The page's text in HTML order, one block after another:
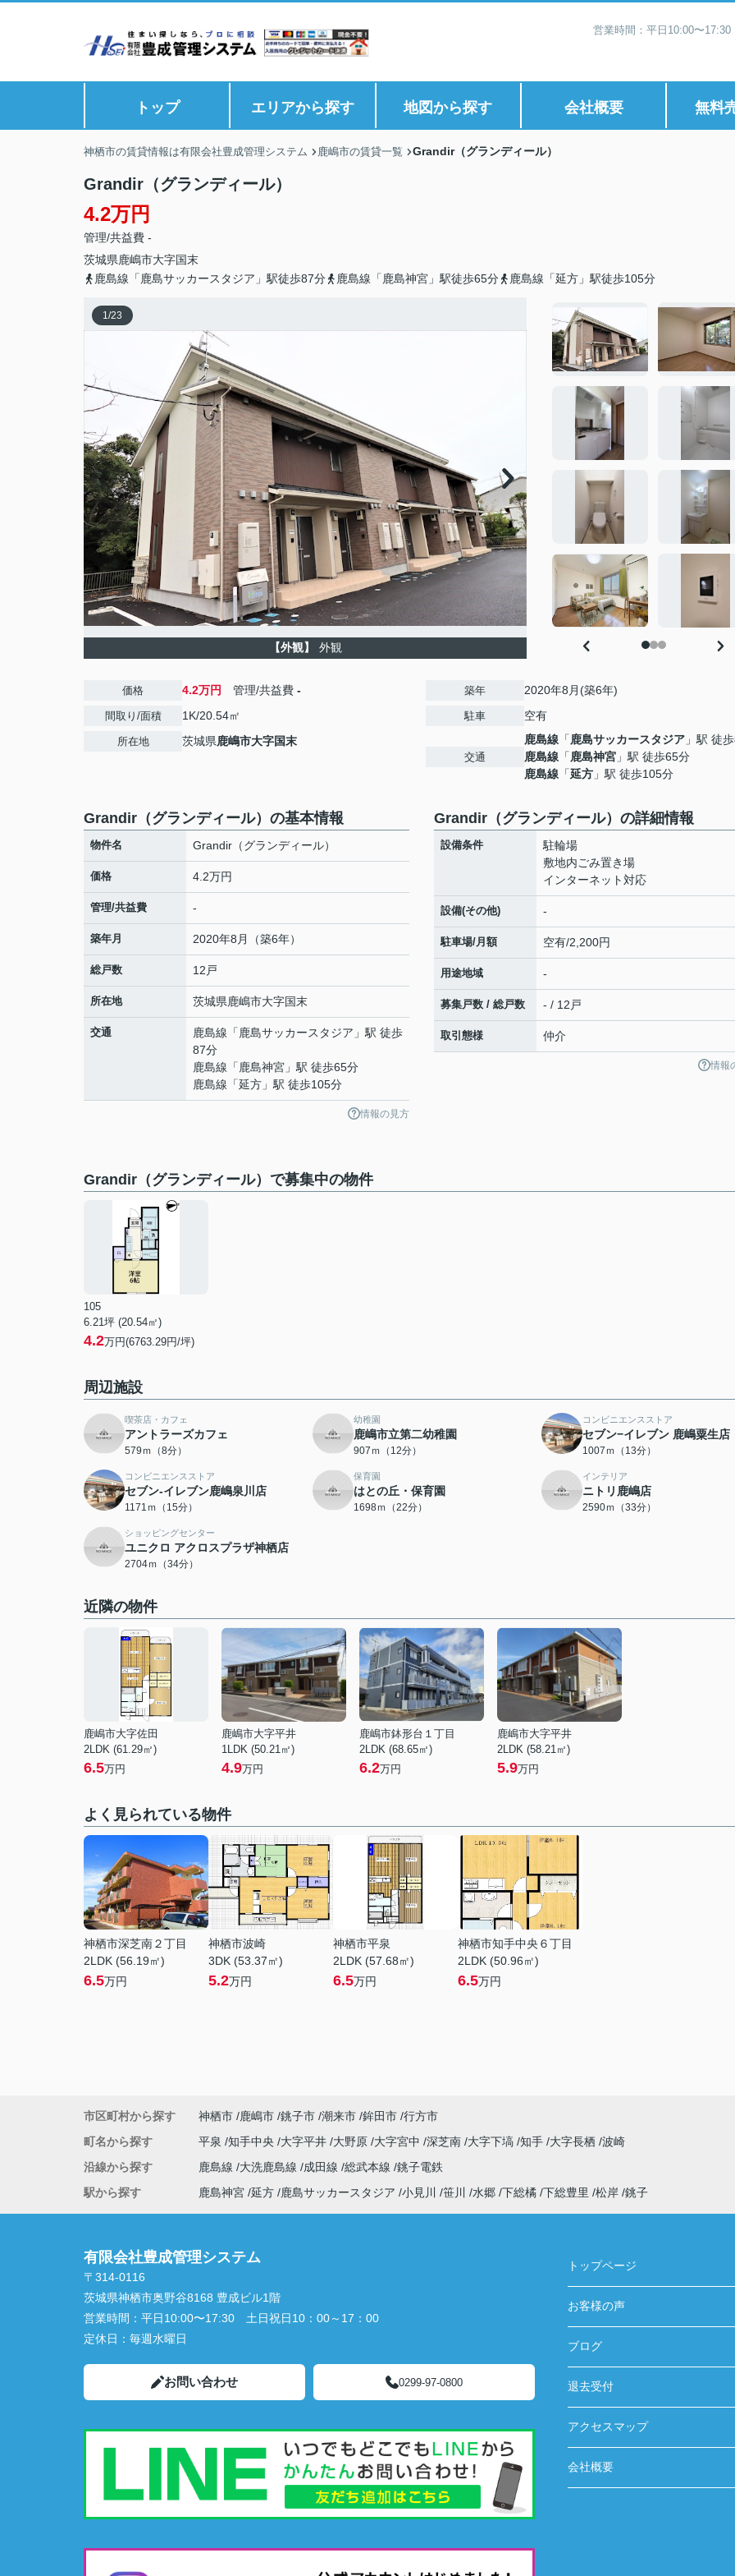
営業時間：平日10:00〜
トップ エリアから探す 地図から探す 会社概要 無料
神栖市の賃貸情報は有限会社豊成管理システム 鹿嶋市の賃貸一覧 Grandir（グランディール）
Grandir（グランディール）
4.2万円
管理/共益費 -
茨城県鹿嶋市大字国末
鹿島線「鹿島サッカースタジア」駅徒歩87分
鹿島線「鹿島神宮」駅徒歩65分 鹿島線「延方」駅徒歩105分
1/23
【外観】 外観
価格 4.2万円 管理/共益費 -
間取り/面積 1K/20.54㎡
所在地 茨城県鹿嶋市大字国末
築年 2020年8月(築6年)
駐車 空有
交通
鹿島線 「 鹿島サッカースタジア 」駅 徒
鹿島線 「 鹿島神宮 」駅 徒歩65分
鹿島線 「延方 」駅 徒歩105分
Grandir（グランディール）の基本情報
物件名 Grandir（グランディール）
価格 4.2万円
管理/共益費 -
築年月 2020年8月（築6年）
総戸数 12戸
所在地 茨城県鹿嶋市大字国末
交通 鹿島線 「 鹿島サッカースタジア 」駅 徒歩
87分
鹿島線 「 鹿島神宮 」駅 徒歩65分
鹿島線 「延方 」駅 徒歩105分
情報の見方
Grandir（グランディール）の詳細情報
設備条件
駐輪場
敷地内ごみ置き場
インターネット対応
設備(その他) -
駐車場/月額 空有/2,200円
用途地域 -
募集戸数 / 総戸数 - / 12戸
取引態様 仲介
情報
Grandir（グランディール）で募集中の物件
105
6.21坪 (20.54㎡)
4.2万円(6763.29円/坪)
周辺施設
喫茶店・カフェ
アントラーズカフェ
579ｍ（8分）
幼稚園
鹿嶋市立第二幼稚園
907ｍ（12分）
コンビニエンスストア
セブン−イレブン 鹿嶋粟生店
1007ｍ（13分）
コンビニエンスストア
セブン-イレブン鹿嶋泉川店
1171ｍ（15分）
保育園
はとの丘・保育園
1698ｍ（22分）
インテリア
ニトリ鹿嶋店
2590ｍ（33分）
ショッピングセンター
ユニクロ アクロスプラザ神栖店
2704ｍ（34分）
近隣の物件
鹿嶋市大字佐田
2LDK (61.29㎡)
6.5万円
鹿嶋市大字平井
1LDK (50.21㎡)
4.9万円
鹿嶋市鉢形台１丁目
2LDK (68.65㎡)
6.2万円
鹿嶋市大字平井
2LDK (58.21㎡)
5.9万円
よく見られている物件
神栖市深芝南２丁目
2LDK (56.19㎡)
6.5万円
神栖市波崎
3DK (53.37㎡)
5.2万円
神栖市平泉
2LDK (57.68㎡)
6.5万円
神栖市知手中央６丁目
2LDK (50.96㎡)
6.5万円
市区町村から探す 神栖市 鹿嶋市 銚子市 潮来市 鉾田市 行方市
町名から探す
平泉 知手中央 大字平井 大野原 大字宮中 深芝南 大字下塙 知手 大字長栖 波崎
沿線から探す
鹿島線 大洗鹿島線 成田線 総武本線 銚子電鉄
駅から探す
鹿島神宮 延方 鹿島サッカースタジア 小見川 笹川 水郷 下総橘 下総豊里 松岸 銚子
有限会社豊成管理システム
〒314-0116
茨城県神栖市奥野谷8168 豊成ビル1階
営業時間： 平日10:00〜17:30 土日祝日10：00～17：00
定休日： 毎週水曜日
お問い合わせ 0299-97-0800
トップページ
お客様の声
ブログ
退去受付
アクセスマップ
会社概要